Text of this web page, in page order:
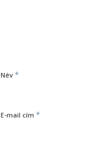
Név *
E-mail cím *